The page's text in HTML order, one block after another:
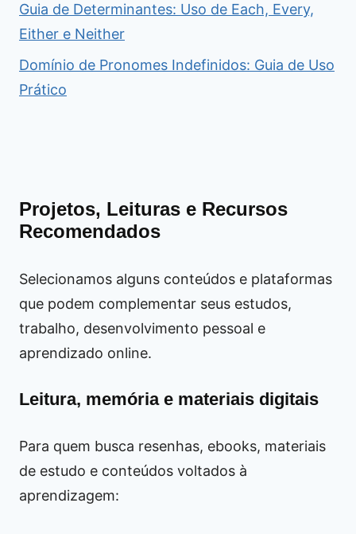
Guia de Determinantes: Uso de Each, Every,
Either e Neither
Domínio de Pronomes Indefinidos: Guia de Uso
Prático
Projetos, Leituras e Recursos
Recomendados
Selecionamos alguns conteúdos e plataformas
que podem complementar seus estudos,
trabalho, desenvolvimento pessoal e
aprendizado online.
Leitura, memória e materiais digitais
Para quem busca resenhas, ebooks, materiais
de estudo e conteúdos voltados à
aprendizagem: